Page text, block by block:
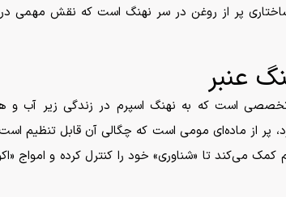
پر از روغن در سر نهنگ است که نقش مهمی در
عنبر
تخصصی است که به نهنگ اسپرم در زندگی زیر آب
پر از ماده‌ای مومی است که چگالی آن قابل تنظیم
کمک می‌کند تا «شناوری» خود را کنترل کرده و امواج